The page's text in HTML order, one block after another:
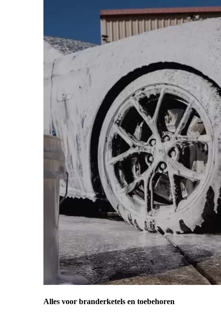
Alles voor branderketels en toebehoren